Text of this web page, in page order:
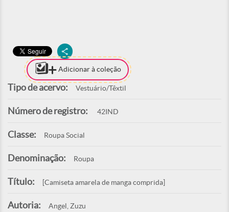
Adicionar à coleção
Tipo de acervo: Vestuário/Têxtil
Número de registro: 42IND
Classe: Roupa Social
Denominação: Roupa
Título: [Camiseta amarela de manga comprida]
Autoria: Angel, Zuzu